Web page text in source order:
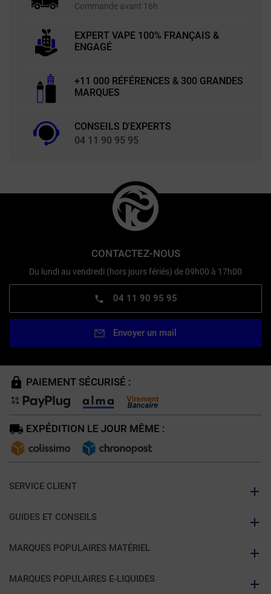
Commande avant 16h
EXPERT VAPE 100% FRANÇAIS &
ENGAGÉ
+11 000 RÉFÉRENCES & 300 GRANDES
MARQUES
CONSEILS D'EXPERTS
04 11 90 95 95
CONTACTEZ-NOUS
Du lundi au vendredi (hors jours fériés) de 09h00 à 17h00
04 11 90 95 95
Envoyer un mail
PAIEMENT SÉCURISÉ :
EXPÉDITION LE JOUR MÊME :
SERVICE CLIENT
GUIDES ET CONSEILS
MARQUES POPULAIRES MATÉRIEL
MARQUES POPULAIRES E-LIQUIDES